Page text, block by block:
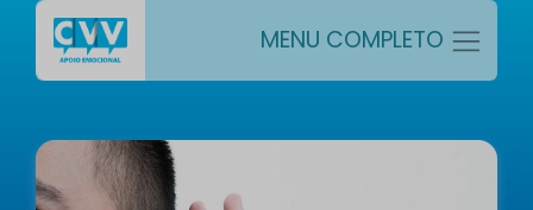
MENU COMPLETO